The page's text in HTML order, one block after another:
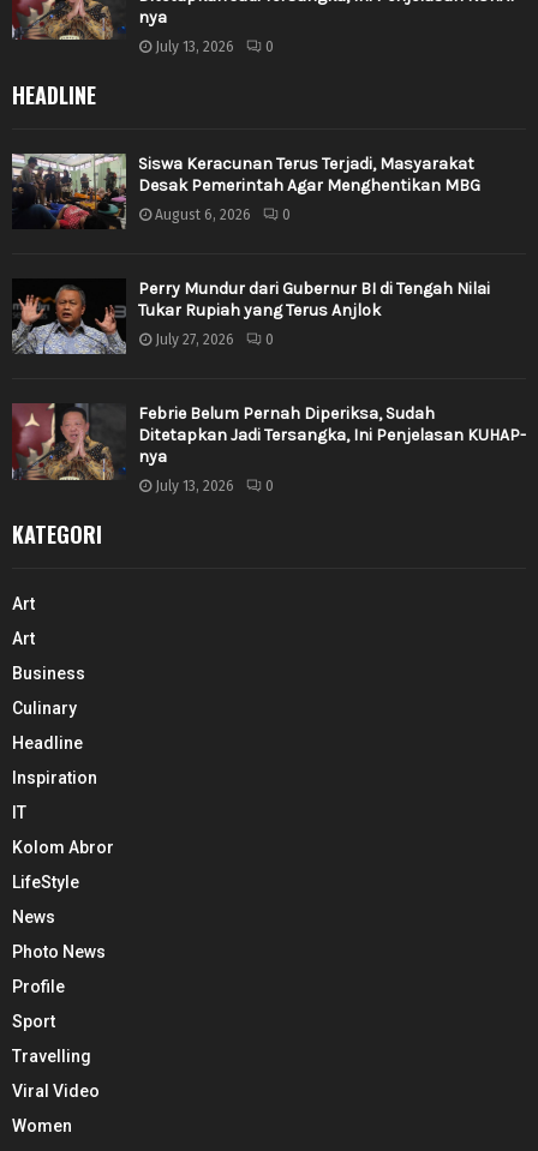
nya
July 13, 2026 0
HEADLINE
Siswa Keracunan Terus Terjadi, Masyarakat
Desak Pemerintah Agar Menghentikan MBG
August 6, 2026 0
Perry Mundur dari Gubernur BI di Tengah Nilai
Tukar Rupiah yang Terus Anjlok
July 27, 2026 0
Febrie Belum Pernah Diperiksa, Sudah
Ditetapkan Jadi Tersangka, Ini Penjelasan KUHAP-
nya
July 13, 2026 0
KATEGORI
Art
Art
Business
Culinary
Headline
Inspiration
IT
Kolom Abror
LifeStyle
News
Photo News
Profile
Sport
Travelling
Viral Video
Women